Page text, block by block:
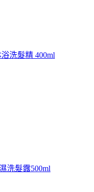
洗髮精 400ml
洗髮露500ml